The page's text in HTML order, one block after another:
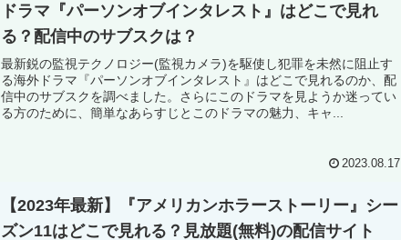
ドラマ『パーソンオブインタレスト』はどこで見れ
る？配信中のサブスクは？
最新鋭の監視テクノロジー(監視カメラ)を駆使し犯罪を未然に阻止す
る海外ドラマ『パーソンオブインタレスト』はどこで見れるのか、配
信中のサブスクを調べました。さらにこのドラマを見ようか迷ってい
る方のために、簡単なあらすじとこのドラマの魅力、キャ...
2023.08.17
【2023年最新】『アメリカンホラーストーリー』シー
ズン11はどこで見れる？見放題(無料)の配信サイト